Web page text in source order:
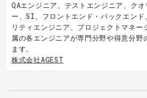
QAエンジニア、テストエンジニア、ク
ー、SI、フロントエンド・バックエンド
リティエンジニア、プロジェクトマネー
属の各エンジニアが専門分野や得意分野
ます。
株式会社AGEST